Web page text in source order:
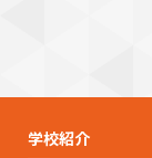
学校紹介